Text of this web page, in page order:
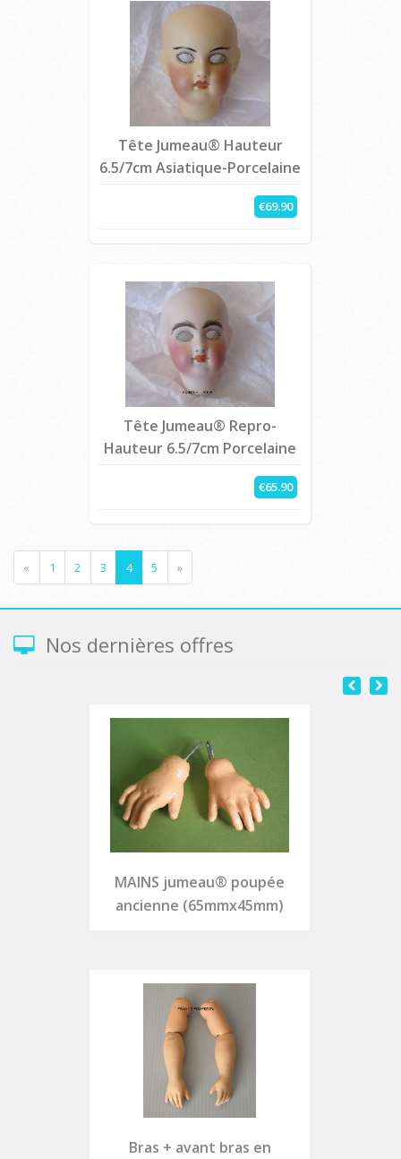
Tête Jumeau® Hauteur
6.5/7cm Asiatique-Porcelaine
€69.90
Tête Jumeau® Repro-
Hauteur 6.5/7cm Porcelaine
€65.90
« 1 2 3 4 5 »
Nos dernières offres
MAINS jumeau® poupée
ancienne (65mmx45mm)
Bras + avant bras en